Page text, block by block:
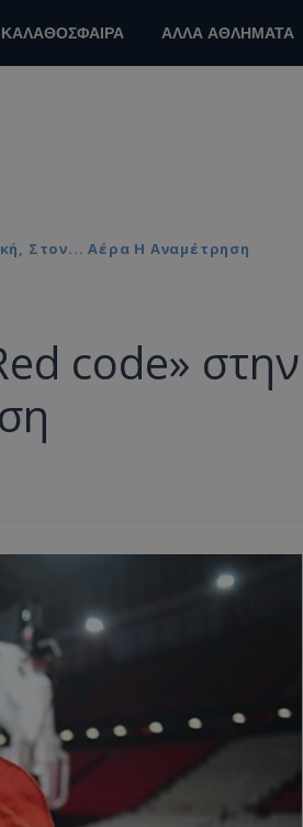
ΚΑΛΑΘΟΣΦΑΙΡΑ ΑΛΛΑ ΑΘΛΗΜΑΤΑ
Στον... Αέρα Η Αναμέτρηση
code» στην